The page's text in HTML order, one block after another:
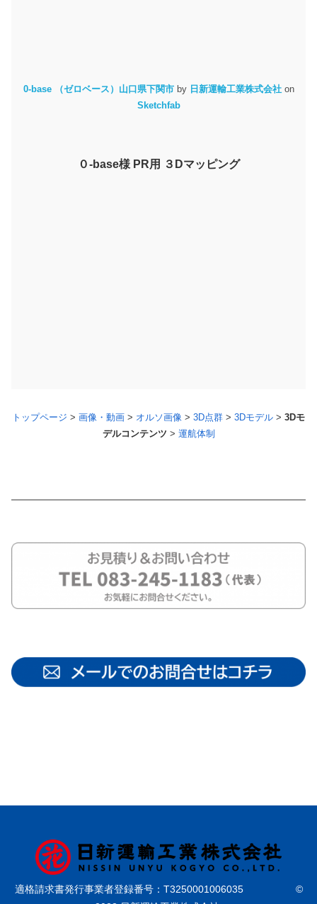
0-base （ゼロベース）山口県下関市 by 日新運輸工業株式会社 on
Sketchfab
０‐base様 PR用 ３Dマッピング
トップページ > 画像・動画 > オルソ画像 > 3D点群 > 3Dモデル > 3Dモ
デルコンテンツ > 運航体制
適格請求書発行事業者登録番号：T3250001006035 ©